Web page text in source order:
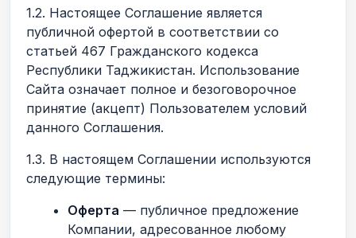
1.2. Настоящее Соглашение является
публичной офертой в соответствии со
статьей 467 Гражданского кодекса
Республики Таджикистан. Использование
Сайта означает полное и безоговорочное
принятие (акцепт) Пользователем условий
данного Соглашения.
1.3. В настоящем Соглашении используются
следующие термины:
Оферта — публичное предложение
Компании, адресованное любому